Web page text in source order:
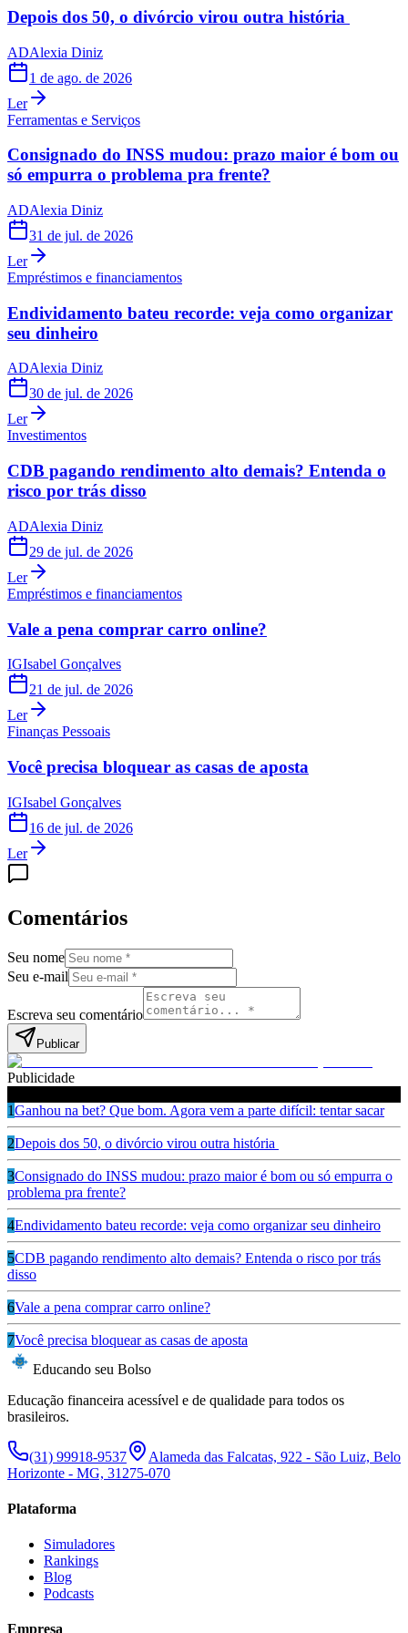
Depois dos 50, o divórcio virou outra história
ADAlexia Diniz
1 de ago. de 2026
Ler
Ferramentas e Serviços
Consignado do INSS mudou: prazo maior é bom ou
só empurra o problema pra frente?
ADAlexia Diniz
31 de jul. de 2026
Ler
Empréstimos e financiamentos
Endividamento bateu recorde: veja como organizar
seu dinheiro
ADAlexia Diniz
30 de jul. de 2026
Ler
Investimentos
CDB pagando rendimento alto demais? Entenda o
risco por trás disso
ADAlexia Diniz
29 de jul. de 2026
Ler
Empréstimos e financiamentos
Vale a pena comprar carro online?
IGIsabel Gonçalves
21 de jul. de 2026
Ler
Finanças Pessoais
Você precisa bloquear as casas de aposta
IGIsabel Gonçalves
16 de jul. de 2026
Ler
Comentários
Seu nome
Seu e-mail
Escreva seu comentário
Publicar
Publicidade
1Ganhou na bet? Que bom. Agora vem a parte difícil: tentar sacar
2Depois dos 50, o divórcio virou outra história
3Consignado do INSS mudou: prazo maior é bom ou só empurra o
problema pra frente?
4Endividamento bateu recorde: veja como organizar seu dinheiro
5CDB pagando rendimento alto demais? Entenda o risco por trás
disso
6Vale a pena comprar carro online?
7Você precisa bloquear as casas de aposta
Educando seu Bolso
Educação financeira acessível e de qualidade para todos os
brasileiros.
(31) 99918-9537
Alameda das Falcatas, 922 - São Luiz, Belo
Horizonte - MG, 31275-070
Plataforma
Simuladores
Rankings
Blog
Podcasts
Empresa